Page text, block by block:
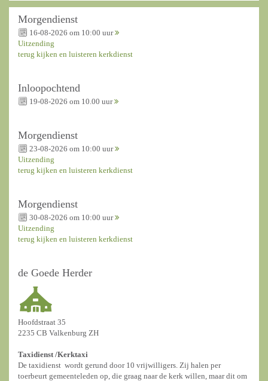
Morgendienst
16-08-2026 om 10:00 uur
Uitzending
terug kijken en luisteren kerkdienst
Inloopochtend
19-08-2026 om 10.00 uur
Morgendienst
23-08-2026 om 10:00 uur
Uitzending
terug kijken en luisteren kerkdienst
Morgendienst
30-08-2026 om 10:00 uur
Uitzending
terug kijken en luisteren kerkdienst
de Goede Herder
Hoofdstraat 35
2235 CB Valkenburg ZH
Taxidienst /Kerktaxi
De taxidienst wordt gerund door 10 vrijwilligers. Zij halen per
toerbeurt gemeenteleden op, die graag naar de kerk willen, maar dit om